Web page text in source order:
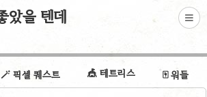
았을 텐데
🪄 픽셀 퀘스트 🎪 테트리스 🀄 워들